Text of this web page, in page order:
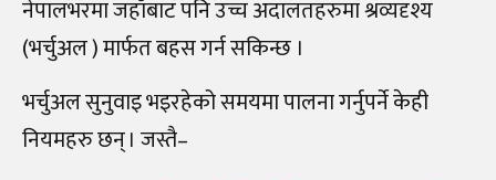
नेपालभरमा जहाँबाट पनि उच्च अदालतहरुमा श्रव्यदृश्य
(भर्चुअल ) मार्फत बहस गर्न सकिन्छ ।
भर्चुअल सुनुवाइ भइरहेको समयमा पालना गर्नुपर्ने केही
नियमहरु छन् । जस्तै–